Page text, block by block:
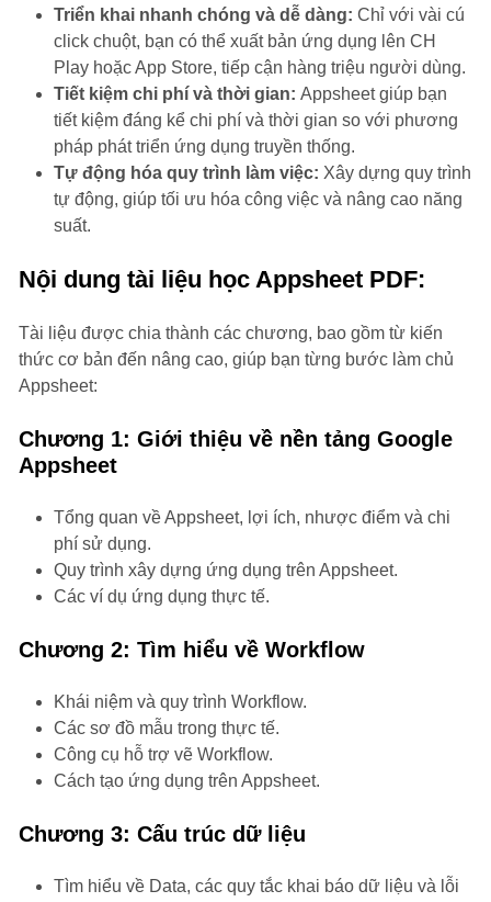
Triển khai nhanh chóng và dễ dàng: Chỉ với vài cú
click chuột, bạn có thể xuất bản ứng dụng lên CH
Play hoặc App Store, tiếp cận hàng triệu người dùng.
Tiết kiệm chi phí và thời gian: Appsheet giúp bạn
tiết kiệm đáng kể chi phí và thời gian so với phương
pháp phát triển ứng dụng truyền thống.
Tự động hóa quy trình làm việc: Xây dựng quy trình
tự động, giúp tối ưu hóa công việc và nâng cao năng
suất.
Nội dung tài liệu học Appsheet PDF:
Tài liệu được chia thành các chương, bao gồm từ kiến
thức cơ bản đến nâng cao, giúp bạn từng bước làm chủ
Appsheet:
Chương 1: Giới thiệu về nền tảng Google
Appsheet
Tổng quan về Appsheet, lợi ích, nhược điểm và chi
phí sử dụng.
Quy trình xây dựng ứng dụng trên Appsheet.
Các ví dụ ứng dụng thực tế.
Chương 2: Tìm hiểu về Workflow
Khái niệm và quy trình Workflow.
Các sơ đồ mẫu trong thực tế.
Công cụ hỗ trợ vẽ Workflow.
Cách tạo ứng dụng trên Appsheet.
Chương 3: Cấu trúc dữ liệu
Tìm hiểu về Data, các quy tắc khai báo dữ liệu và lỗi